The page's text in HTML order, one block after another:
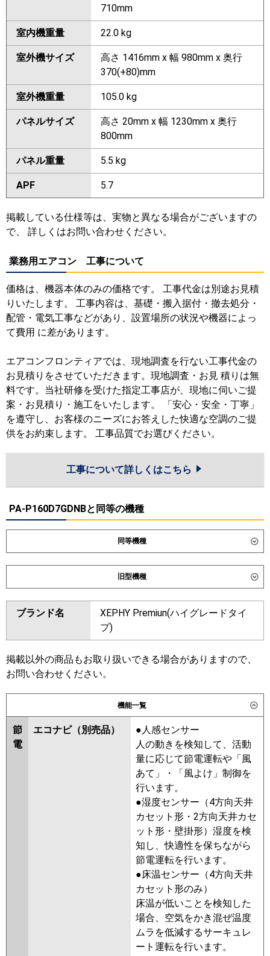
710mm
室内機重量 22.0 kg
室外機サイズ
高さ 1416mm x 幅 980mm x 奥行
370(+80)mm
室外機重量 105.0 kg
パネルサイズ
高さ 20mm x 幅 1230mm x 奥行
800mm
パネル重量 5.5 kg
APF 5.7
掲載している仕様等は、実物と異なる場合がございますの
で、 詳しくはお問い合わせください。
業務用エアコン 工事について
価格は、機器本体のみの価格です。 工事代金は別途お見積
りいたします。 工事内容は、基礎・搬入据付・撤去処分・
配管・電気工事などがあり、設置場所の状況や機器によっ
て費用 に差があります。
エアコンフロンティアでは、現地調査を行ない工事代金の
お見積りをさせていただきます。現地調査・お見 積りは無
料です。当社研修を受けた指定工事店が、現地に伺いご提
案・お見積り・施工をいたします。 「安心・安全・丁寧」
を遵守し、お客様のニーズにお答えした快適な空調のご提
供をお約束します。 工事品質でお選びください。
工事について詳しくはこちら
PA-P160D7GDNBと同等の機種
同等機種
ダイキン SSRK160DD SSRK160DND
東芝 GSXB16013MUB GSXB16013XU
三菱電機 PMZX-ZRMP160FF6 PMZX-
ZRMP160F6
日立 RCIS-GP160RGHP9
三菱重工 FDTSZ1606HP6S
PA-P160D7GDC
P160D7GDNC
旧型機種
ダイキン SSRK160CD SSRK160CND
SSRK160BYND SSRK160BYD
SSRK160BJD
SSRK160BFD SSRK160BFND
SSRK160BCND SSRK160BCD
RSXB16033XU RSXB16033M
RSXB16033X
三菱電機 PMZX-ZRMP160FF5
ZRMP160F5 PMZX-ZRMP160F4
PMZX-ZRMP160FF4 PMZX-
ZRMP160FF3
PMZX-ZRMP160F3
PMZX-ZRMP160FF2
PMZX-
ZRMP160F2 PMZX-ZRMP160FFZ
PMZX-ZRMP160FZ
PMZX-
ZRMP160FFY
PMZX-ZRMP160FY
PMZX-ZRMP160FFV PMZX-
ZRMP160FV PMZX-ZRMP160FFR
PMZX-ZRMP160FR
RCIS-GP160RGHP8 RCIS-
GP160RGHP7
RCIS-GP160RGHP6
RCIS-GP160RGHP5 RCIS-
GP160RGHP4 RCIS-GP160RGHP3
ブランド名
XEPHY Premiun(ハイグレードタイ
プ)
掲載以外の商品もお取り扱いできる場合がありますので、
お問い合わせください。
機能一覧
節
電
エコナビ（別売品）
●人感センサー
人の動きを検知して、活動
量に応じて節電運転や「風
あて」・「風よけ」制御を
行います。
●湿度センサー（4方向天井
カセット形・2方向天井カセ
ット形・壁掛形）湿度を検
知し、快適性を保ちながら
節電運転を行います。
●床温センサー（4方向天井
カセット形のみ）
床温が低いことを検知した
場合、空気をかき混ぜ温度
ムラを低減するサーキュレ
ート運転を行います。